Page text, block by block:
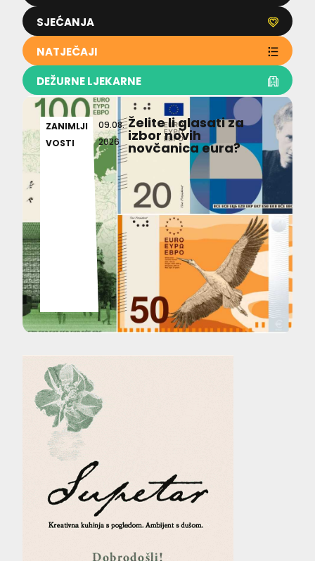
SJEĆANJA
NATJEČAJI
DEŽURNE LJEKARNE
ZANIMLJI
VOSTI
09.08.
2026
Želite li glasati za
izbor novih
novčanica eura?